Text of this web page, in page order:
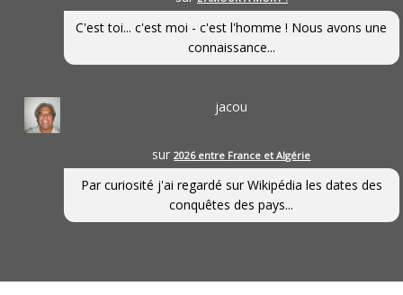
C'est toi... c'est moi - c'est l'homme ! Nous avons une
connaissance...
jacou
sur2026 entre France et Algérie
Par curiosité j'ai regardé sur Wikipédia les dates des
conquêtes des pays...